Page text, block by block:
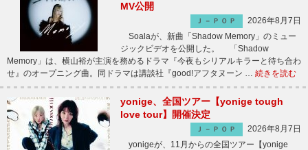
MV公開
Ｊ－ＰＯＰ
2026年8月7日
Soalaが、新曲「Shadow Memory」のミュー
ジックビデオを公開した。 「Shadow
Memory」は、横山裕が主演を務めるドラマ『今夜もシリアルキラーと待ち合わ
せ』のオープニング曲。同ドラマは講談社『good!アフタヌーン … 続きを読む
yonige、全国ツアー【yonige tough
love tour】開催決定
Ｊ－ＰＯＰ
2026年8月7日
yonigeが、11月からの全国ツアー【yonige